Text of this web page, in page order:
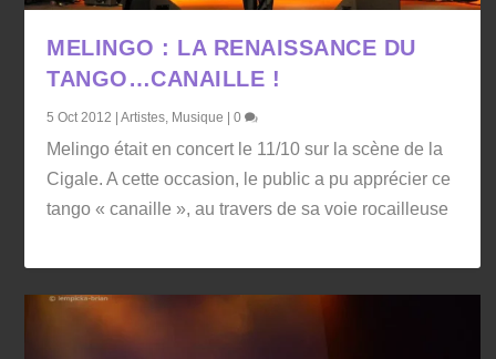
MELINGO : LA RENAISSANCE DU
TANGO…CANAILLE !
5 Oct 2012 |Artistes, Musique |0
Melingo était en concert le 11/10 sur la scène de la
Cigale. A cette occasion, le public a pu apprécier ce
tango « canaille », au travers de sa voie rocailleuse